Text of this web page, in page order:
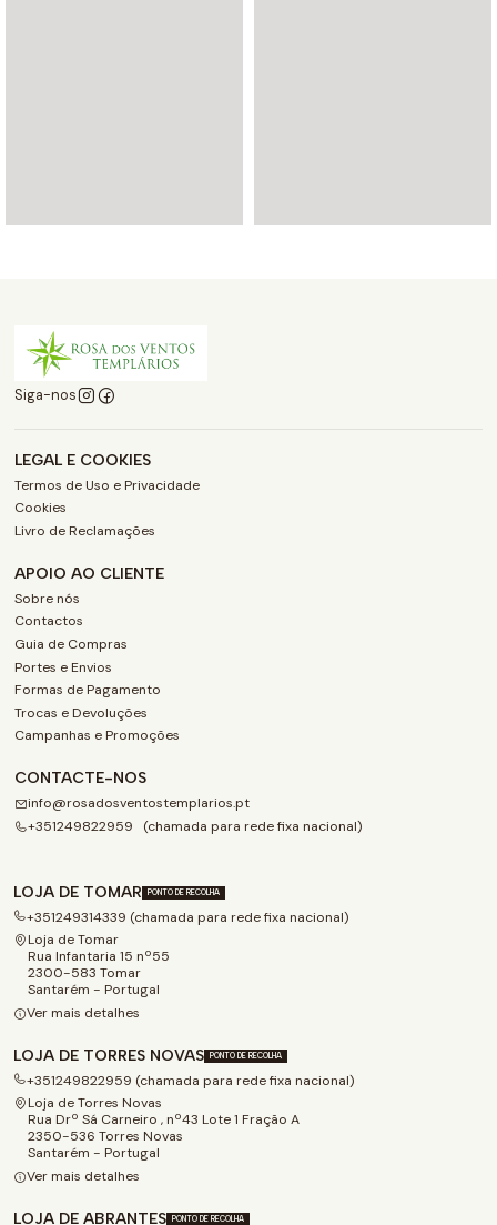
Siga-nos
LEGAL E COOKIES
Termos de Uso e Privacidade
Cookies
Livro de Reclamações
APOIO AO CLIENTE
Sobre nós
Contactos
Guia de Compras
Portes e Envios
Formas de Pagamento
Trocas e Devoluções
Campanhas e Promoções
CONTACTE-NOS
info@rosadosventostemplarios.pt
+351249822959 (chamada para rede fixa nacional)
LOJA DE TOMAR PONTO DE RECOLHA
+351249314339 (chamada para rede fixa nacional)
Loja de Tomar
Rua Infantaria 15 nº55
2300-583 Tomar
Santarém - Portugal
Ver mais detalhes
LOJA DE TORRES NOVAS PONTO DE RECOLHA
+351249822959 (chamada para rede fixa nacional)
Loja de Torres Novas
Rua Drº Sá Carneiro , nº43 Lote 1 Fração A
2350-536 Torres Novas
Santarém - Portugal
Ver mais detalhes
LOJA DE ABRANTES PONTO DE RECOLHA